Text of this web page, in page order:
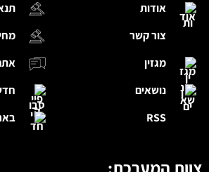
אודות
צור קשר
מגזין
נושאים
RSS